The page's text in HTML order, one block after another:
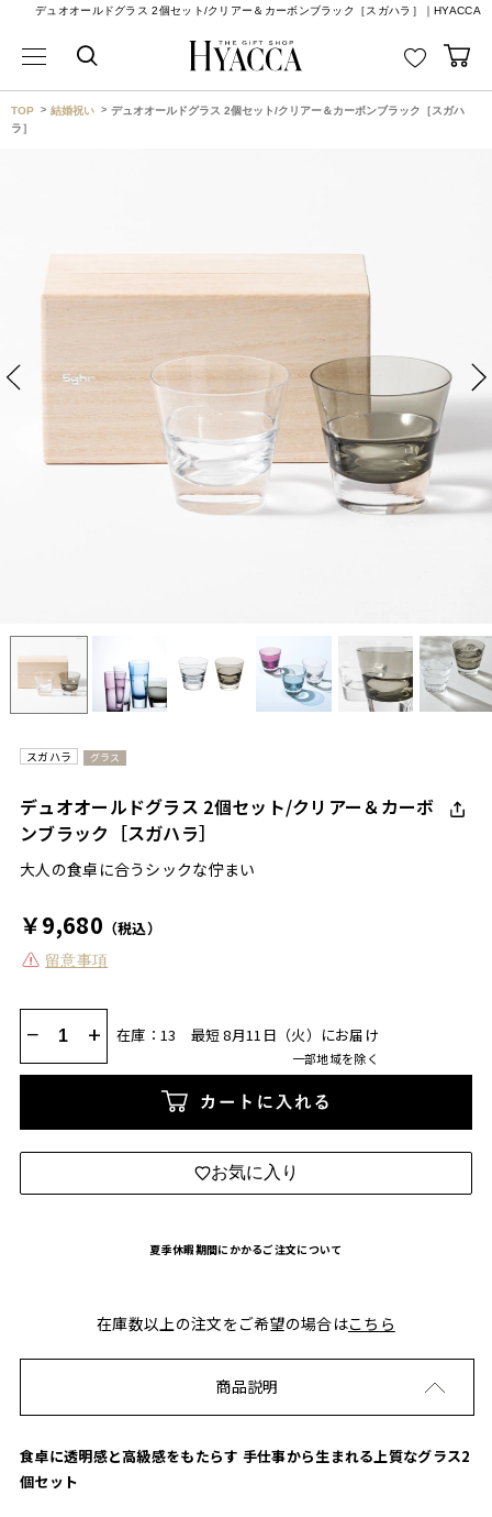
デュオオールドグラス 2個セット/クリアー＆カーボンブラック［スガハラ］｜HYACCA
TOP 結婚祝い
デュオオールドグラス 2個セット/クリアー＆カーボンブラック［スガハ
ラ］
スガハラ グラス
デュオオールドグラス 2個セット/クリアー＆カーボ
ンブラック［スガハラ］
大人の食卓に合うシックな佇まい
￥9,680 （税込）
留意事項
− + 在庫：13 最短 8月11日（火）にお届け
一部地域を除く
カートに入れる
お気に入り
夏季休暇期間にかかるご注文について
在庫数以上の注文をご希望の場合はこちら
商品説明
食卓に透明感と高級感をもたらす 手仕事から生まれる上質なグラス2
個セット